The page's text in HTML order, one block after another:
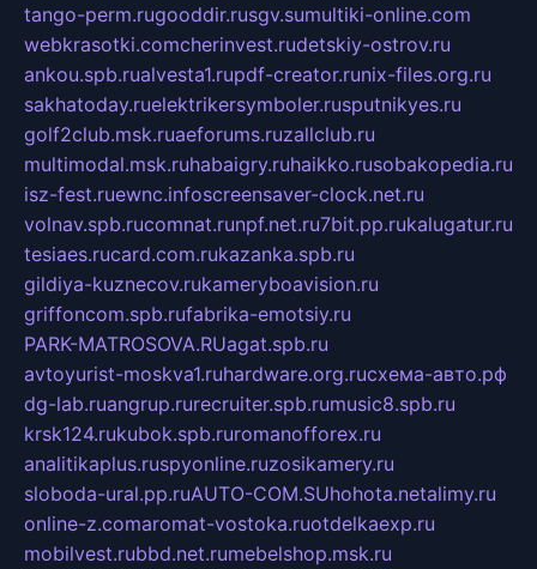
tango-perm.rugooddir.rusgv.sumultiki-online.com
webkrasotki.comcherinvest.rudetskiy-ostrov.ru
ankou.spb.rualvesta1.rupdf-creator.runix-files.org.ru
sakhatoday.ruelektrikersymboler.rusputnikyes.ru
golf2club.msk.ruaeforums.ruzallclub.ru
multimodal.msk.ruhabaigry.ruhaikko.rusobakopedia.ru
isz-fest.ruewnc.infoscreensaver-clock.net.ru
volnav.spb.rucomnat.runpf.net.ru7bit.pp.rukalugatur.ru
tesiaes.rucard.com.rukazanka.spb.ru
gildiya-kuznecov.rukameryboavision.ru
griffoncom.spb.rufabrika-emotsiy.ru
PARK-MATROSOVA.RUagat.spb.ru
avtoyurist-moskva1.ruhardware.org.ruсхема-авто.рф
dg-lab.ruangrup.rurecruiter.spb.rumusic8.spb.ru
krsk124.rukubok.spb.ruromanofforex.ru
analitikaplus.ruspyonline.ruzosikamery.ru
sloboda-ural.pp.ruAUTO-COM.SUhohota.netalimy.ru
online-z.comaromat-vostoka.ruotdelkaexp.ru
mobilvest.rubbd.net.rumebelshop.msk.ru